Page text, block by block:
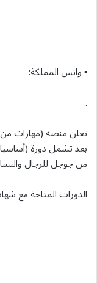
▪︎ واتس المملكة:
.
تعلن منصة (مهارات
بعد تشمل دورة
من جوجل للرجال
الدورات المتاحة مع